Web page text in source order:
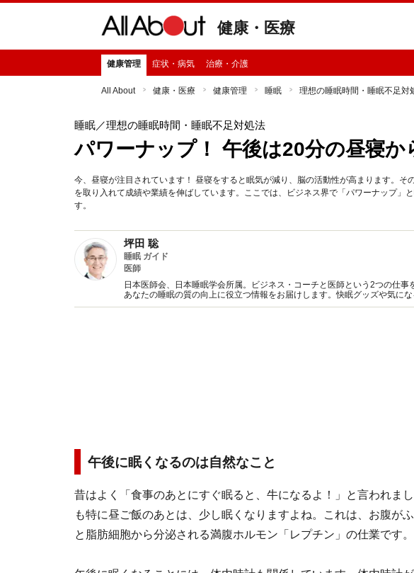
健康・医療
健康管理 症状・病気 治療・介護
All About 健康・医療 健康管理 睡眠 理想の睡眠時間・睡眠不足対
睡眠／理想の睡眠時間・睡眠不足対処法
パワーナップ！ 午後は20分の昼寝か
今、昼寝が注目されています！ 昼寝をすると眠気が減り、脳の活動性が高まります。そ
を取り入れて成績や業績を伸ばしています。ここでは、ビジネス界で「パワーナップ」
す。
坪田 聡
睡眠 ガイド
医師
日本医師会、日本睡眠学会所属。ビジネス・コーチと医師という2つの仕事
あなたの睡眠の質の向上に役立つ情報をお届けします。快眠グッズや気に
にご紹介します。
午後に眠くなるのは自然なこと
昔はよく「食事のあとにすぐ眠ると、牛になるよ！」と言われま
も特に昼ご飯のあとは、少し眠くなりますよね。これは、お腹が
と脂肪細胞から分泌される満腹ホルモン「レプチン」の仕業です。